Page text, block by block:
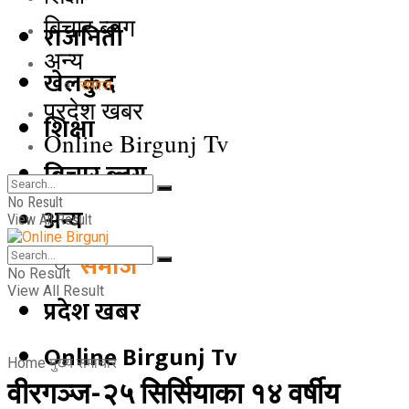
राजनिती
खेलकुद
शिक्षा
बिचार ब्लग
अन्य
समाज
प्रदेश खबर
Online Birgunj Tv
बिचार ब्लग
अन्य
समाज
प्रदेश खबर
Online Birgunj Tv
No Result
View All Result
No Result
View All Result
Home मुख्य समाचार
वीरगञ्ज-२५ सिर्सियाका १४ वर्षीय